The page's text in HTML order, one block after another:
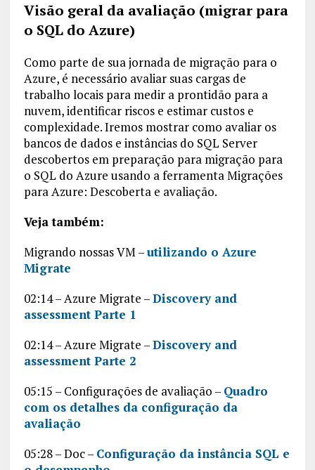
Visão geral da avaliação (migrar para
o SQL do Azure)
Como parte de sua jornada de migração para o
Azure, é necessário avaliar suas cargas de
trabalho locais para medir a prontidão para a
nuvem, identificar riscos e estimar custos e
complexidade. Iremos mostrar como avaliar os
bancos de dados e instâncias do SQL Server
descobertos em preparação para migração para
o SQL do Azure usando a ferramenta Migrações
para Azure: Descoberta e avaliação.
Veja também:
Migrando nossas VM –utilizando o Azure
Migrate
02:14 – Azure Migrate –Discovery and
assessment Parte 1
02:14 – Azure Migrate –Discovery and
assessment Parte 2
05:15 – Configurações de avaliação – Quadro
com os detalhes da configuração da
avaliação
05:28 – Doc – Configuração da instância SQL e